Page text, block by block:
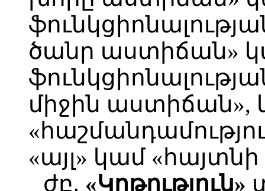
ծանր աստիճան»
միջին աստիճան»,
«այլ» կամ
ժբ. «Կրթություն»